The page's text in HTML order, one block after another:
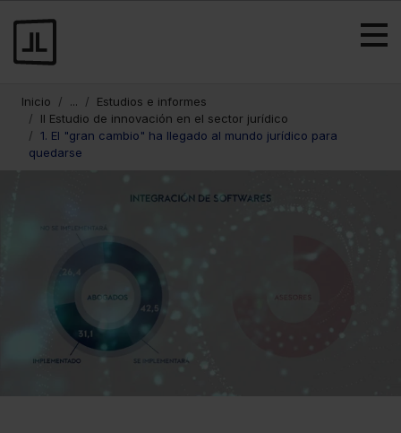
Inicio ...
Estudios e informes
II Estudio de innovación en el sector jurídico
1. El "gran cambio" ha llegado al mundo jurídico para
quedarse